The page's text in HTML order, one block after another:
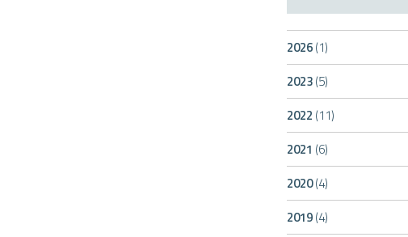
2026(1)
2023(5)
2022 (11)
2021 (6)
2020(4)
2019(4)